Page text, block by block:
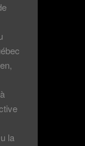
la